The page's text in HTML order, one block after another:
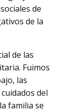
de
de la
de las
Fuimos
las
del
familia se